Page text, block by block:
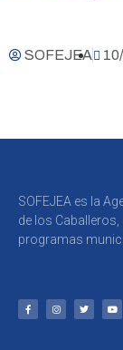
SOFEJEA
SOFEJEA es la
de los
programas